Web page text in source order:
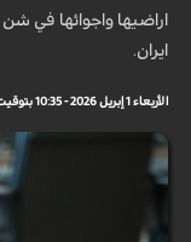
اراضيها واجوائها في
ايران.
الأربعاء 1 إبريل 2026 - 10:35 بتوقيت مكة